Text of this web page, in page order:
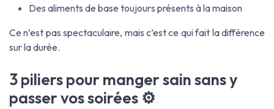
Des aliments de base toujours présents à la maison
Ce n’est pas spectaculaire, mais c’est ce qui fait la différence
sur la durée.
3 piliers pour manger sain sans y
passer vos soirées ⚙️